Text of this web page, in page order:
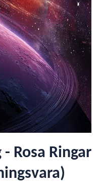
Rosa Ringar